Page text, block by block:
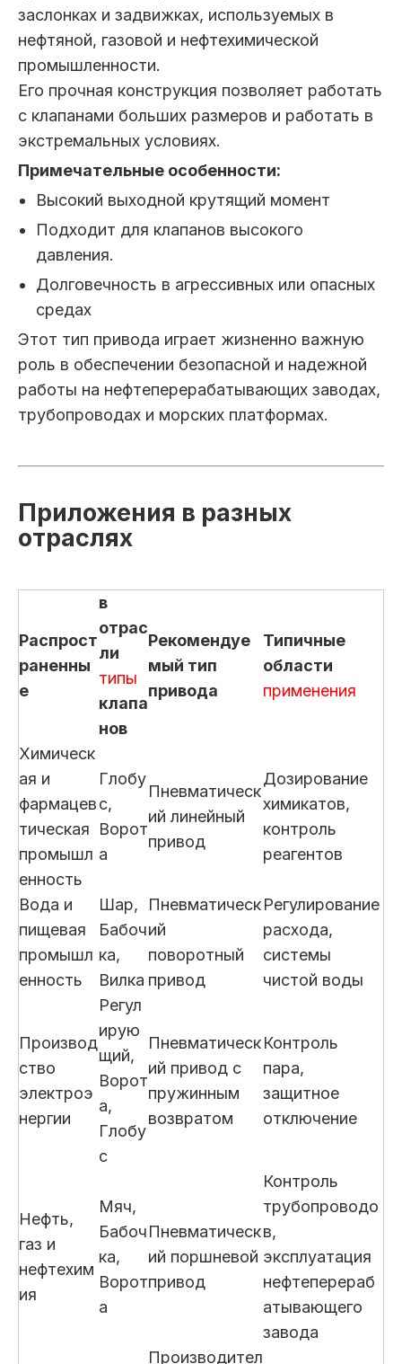
заслонках и задвижках, используемых в
нефтяной, газовой и нефтехимической
промышленности.
Его прочная конструкция позволяет работать
с клапанами больших размеров и работать в
экстремальных условиях.
Примечательные особенности:
Высокий выходной крутящий момент
Подходит для клапанов высокого
давления.
Долговечность в агрессивных или опасных
средах
Этот тип привода играет жизненно важную
роль в обеспечении безопасной и надежной
работы на нефтеперерабатывающих заводах,
трубопроводах и морских платформах.
Приложения в разных
отраслях
Распрост
раненны
е
в
отрас
ли
типы
клапа
нов
Рекомендуе
мый тип
привода
Типичные
области
применения
Химическ
ая и
фармацев
тическая
промышл
енность
Глобу
с,
Ворот
а
Пневматическ
ий линейный
привод
Дозирование
химикатов,
контроль
реагентов
Вода и
пищевая
промышл
енность
Шар,
Бабоч
ка,
Вилка
Пневматическ
ий
поворотный
привод
Регулирование
расхода,
системы
чистой воды
Производ
ство
электроэ
нергии
Регул
ирую
щий,
Ворот
а,
Глобу
с
Пневматическ
ий привод с
пружинным
возвратом
Контроль
пара,
защитное
отключение
Нефть,
газ и
нефтехим
ия
Мяч,
Бабоч
ка,
Ворот
а
Пневматическ
ий поршневой
привод
Контроль
трубопроводо
в,
эксплуатация
нефтеперераб
атывающего
завода
Производител